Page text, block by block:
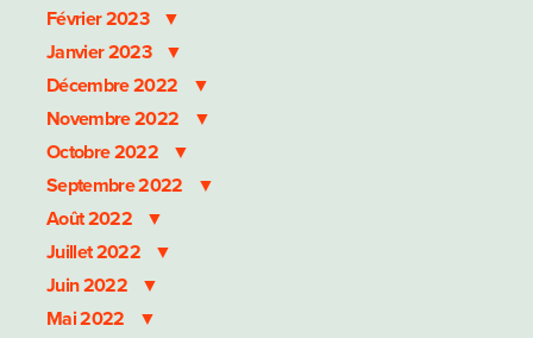
Février 2023
Janvier 2023
Décembre 2022
Novembre 2022
Octobre 2022
Septembre 2022
Août 2022
Juillet 2022
Juin 2022
Mai 2022